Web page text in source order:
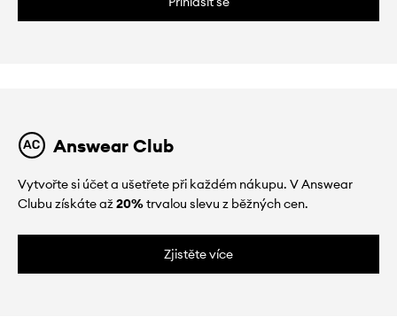
Answear Club
Vytvořte si účet a ušetřete při každém nákupu. V Answear
Clubu získáte až20%trvalou slevu z běžných cen.
Zjistěte více